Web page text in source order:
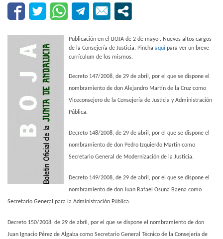
Publicación en el BOJA de 2 de mayo . Nuevos altos cargos
de la Consejería de Justicia. Pincha aquí para ver un breve
currículum de los mismos.
Decreto 147/2008, de 29 de abril, por el que se dispone el
nombramiento de don Alejandro Martín de la Cruz como
Viceconsejero de la Consejería de Justicia y Administración
Pública.
Decreto 148/2008, de 29 de abril, por el que se dispone el
nombramiento de don Pedro Izquierdo Martín como
Secretario General de Modernización de la Justicia.
Decreto 149/2008, de 29 de abril, por el que se dispone el
nombramiento de don Juan Rafael Osuna Baena como
Secretario General para la Administración Pública.
Decreto 150/2008, de 29 de abril, por el que se dispone el nombramiento de don
Juan Ignacio Pérez de Algaba como Secretario General Técnico de la Consejería de